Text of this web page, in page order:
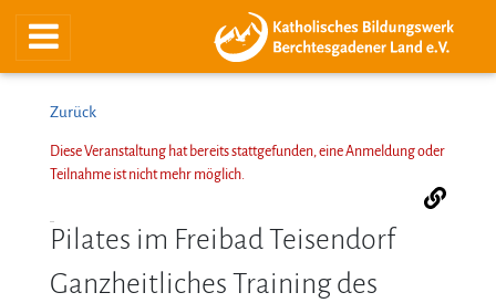
Zurück
Diese Veranstaltung hat bereits stattgefunden, eine Anmeldung oder
Teilnahme ist nicht mehr möglich.
Pilates im Freibad Teisendorf
Ganzheitliches Training des